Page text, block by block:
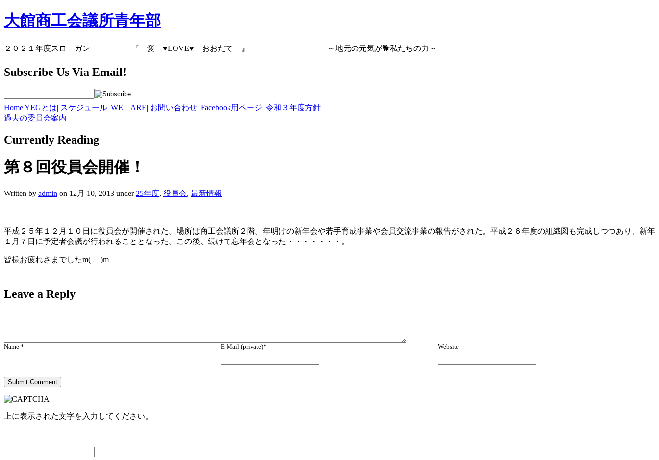
大館商工会議所青年部
２０２１年度スローガン 『 愛 ♥LOVE♥ おおだて 』 ～地元の元気が🐕私たちの力～
Subscribe Us Via Email!
Home|YEGとは| スケジュール| WE ARE| お問い合わせ| Facebook用ページ| 令和３年度方針
過去の委員会案内
Currently Reading
第８回役員会開催！
Written by admin on 12月 10, 2013 under25年度, 役員会, 最新情報
平成２５年１２月１０日に役員会が開催された。場所は商工会議所２階。年明けの新年会や若手育成事業や会員交流事業の報告がされた。平成２６年度の組織図も完成しつつあり、新年
１月７日に予定者会議が行われることとなった。この後、続けて忘年会となった・・・・・・・。
皆様お疲れさまでしたm(_ _)m
Leave a Reply
Name * E-Mail (private)* Website
上に表示された文字を入力してください。